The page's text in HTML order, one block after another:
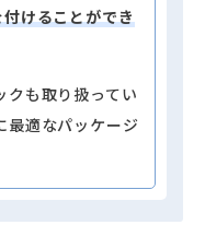
けることができ
クも取り扱ってい
最適なパッケージ